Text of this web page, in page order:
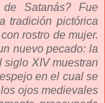
Satanás? Fue
tradición pictórica
rostro de mujer.
nuevo pecado: la
siglo XIV muestran
en el cual se
ojos medievales